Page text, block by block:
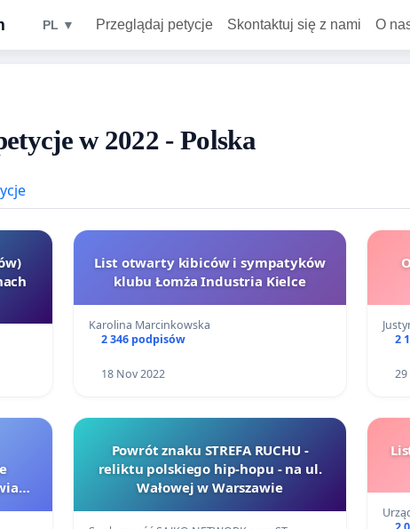
PL ▼ Przeglądaj petycje Skontaktuj się z nami O
w 2022 - Polska
List otwarty kibiców i sympatyków
klubu Łomża Industria Kielce
Karolina Marcinkowska
2 346 podpisów
18 Nov 2022
2
29
Powrót znaku STREFA RUCHU -
reliktu polskiego hip-hopu - na ul.
Wałowej w Warszawie